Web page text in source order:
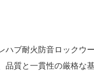
ハブ耐火防音ロックウ
品質と一貫性の厳格な